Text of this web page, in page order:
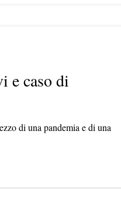
e caso di
di una pandemia e di una